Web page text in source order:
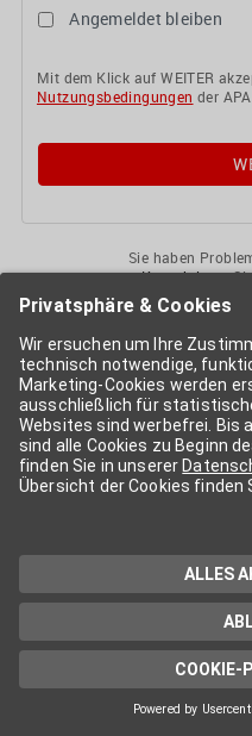
Angemeldet bleiben
Mit dem Klick auf WEITER
Nutzungsbedingungen der APA.
Sie haben
Kontaktieren
APA-User
Services der APA-Gruppe. Für die
kann eine weitere Freischaltung
Bestellung und genauer
Wenn nicht anders erwähnt,
Geschäftsbedingungender APA -
Die von Ihnen angegebenen
Zwecke der Demo-Nutzung bzw.
Eine darüber hinaus gehende
technischen Support stehen wir